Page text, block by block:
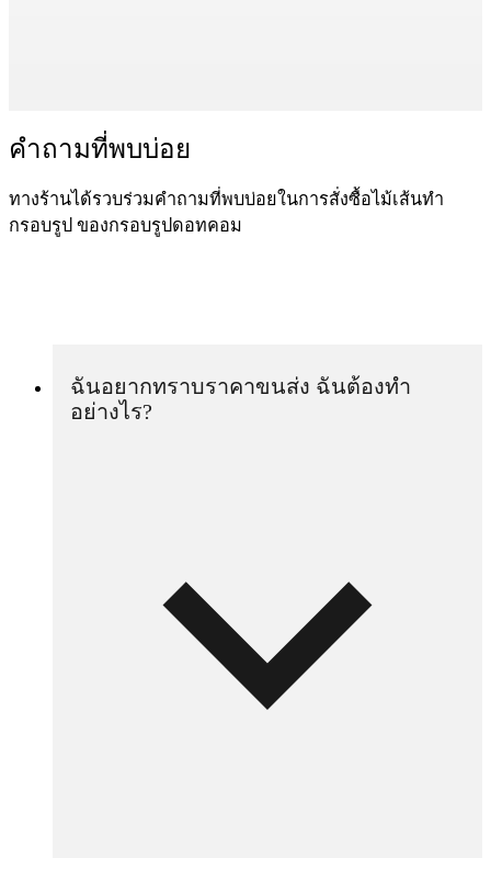
คำถามที่พบบ่อย
ทางร้านได้รวบร่วมคำถามที่พบบ่อยในการสั่งซื้อไม้เส้นทำ
กรอบรูป ของกรอบรูปดอทคอม
ฉันอยากทราบราคาขนส่ง ฉันต้องทำ
อย่างไร?